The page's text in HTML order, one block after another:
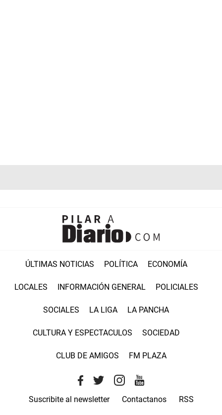
ÚLTIMAS NOTICIAS POLÍTICA ECONOMÍA
LOCALES INFORMACIÓN GENERAL POLICIALES
SOCIALES LA LIGA LA PANCHA
CULTURA Y ESPECTACULOS SOCIEDAD
CLUB DE AMIGOS FM PLAZA
Suscribite al newsletter Contactanos RSS